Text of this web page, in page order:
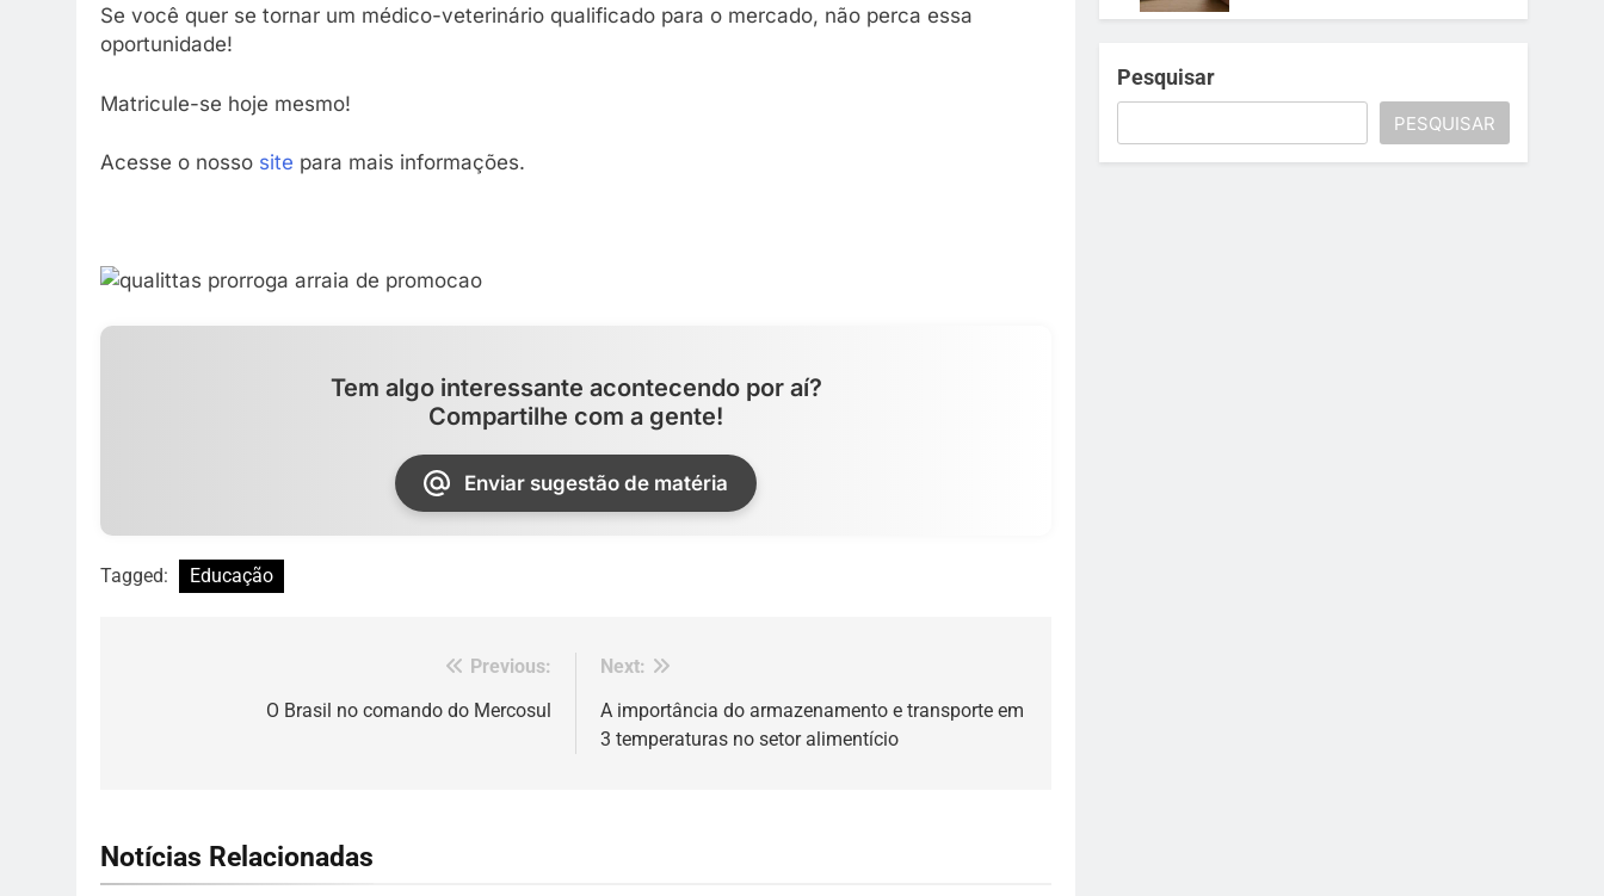
Se você quer se tornar um médico-veterinário qualificado para o mercado, não perca essa
oportunidade!
Matricule-se hoje mesmo!
Acesse o nosso site para mais informações.
Tem algo interessante acontecendo por aí?
Compartilhe com a gente!
Enviar sugestão de matéria
Tagged: Educação
Previous:
O Brasil no comando do Mercosul
Next:
A importância do armazenamento e transporte em
3 temperaturas no setor alimentício
Notícias Relacionadas
Pesquisar
PESQUISAR